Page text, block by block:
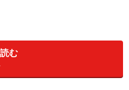
方……宛先や目的は？
む